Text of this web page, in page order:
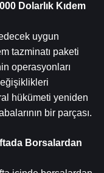
Dolarlık Kıdem
uygun
tazminatı paketi
operasyonları
hükümeti yeniden
bir parçası.
Borsalardan